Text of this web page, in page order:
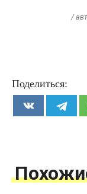
/
Поделиться: